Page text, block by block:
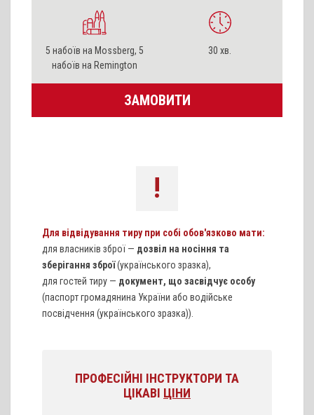
5 набоїв на Mossberg, 5
набоїв на Remington
30 хв.
ЗАМОВИТИ
!
Для відвідування тиру при собі обов'язково мати:
для власників зброї — дозвіл на носіння та
зберігання зброї(українського зразка),
для гостей тиру — документ, що засвідчує особу
(паспорт громадянина України або водійське
посвідчення (українського зразка)).
ПРОФЕСІЙНІ ІНСТРУКТОРИ ТА
ЦІКАВІ ЦІНИ